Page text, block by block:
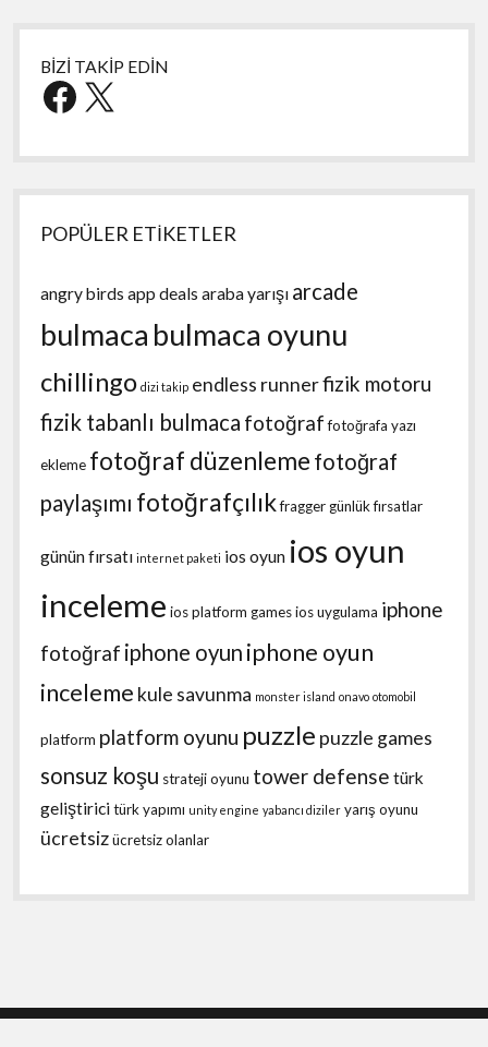
BİZİ TAKİP EDİN
Facebook
X
POPÜLER ETİKETLER
angry birds app deals araba yarışı arcade
bulmaca bulmaca oyunu
chillingo dizi takip endless runnerfizik motoru
fizik tabanlı bulmaca fotoğraf fotoğrafa yazı
ekleme fotoğraf düzenleme fotoğraf
paylaşımı fotoğrafçılıkfraggergünlük fırsatlar
günün fırsatı internet paketi ios oyun ios oyun
inceleme ios platform gamesios uygulama iphone
fotoğraf iphone oyun iphone oyun
inceleme kule savunma monster island onavo otomobil
platform platform oyunu puzzle puzzle games
sonsuz koşu strateji oyunu tower defense türk
geliştiricitürk yapımı unity engine yabancı diziler yarış oyunu
ücretsizücretsiz olanlar